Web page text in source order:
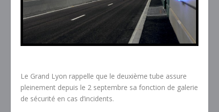
Le Grand Lyon rappelle que le deuxième tube assure
pleinement depuis le 2 septembre sa fonction de galerie
de sécurité en cas d’incidents.